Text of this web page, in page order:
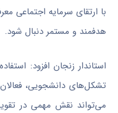
با ارتقای سرمایه اجتماعی
هدفمند و مستمر دنبال شود.
استاندار زنجان افزود:
تشکل‌های دانشجویی،
می‌تواند نقش مهمی در